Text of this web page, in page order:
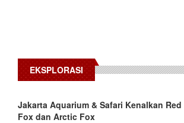
EKSPLORASI
Jakarta Aquarium & Safari Kenalkan Red
Fox dan Arctic Fox